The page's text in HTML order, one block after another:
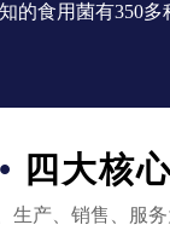
的食用菌有350多
四大核
生产、销售、服